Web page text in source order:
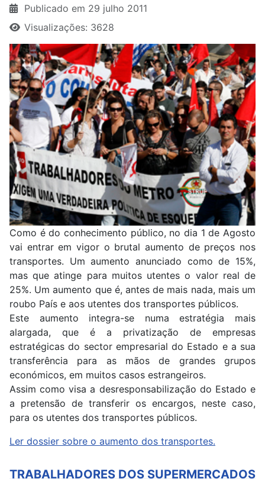
Publicado em 29 julho 2011
Visualizações: 3628
Como é do conhecimento público, no dia 1 de Agosto
vai entrar em vigor o brutal aumento de preços nos
transportes. Um aumento anunciado como de 15%,
mas que atinge para muitos utentes o valor real de
25%. Um aumento que é, antes de mais nada, mais um
roubo País e aos utentes dos transportes públicos.
Este aumento integra-se numa estratégia mais
alargada, que é a privatização de empresas
estratégicas do sector empresarial do Estado e a sua
transferência para as mãos de grandes grupos
económicos, em muitos casos estrangeiros.
Assim como visa a desresponsabilização do Estado e
a pretensão de transferir os encargos, neste caso,
para os utentes dos transportes públicos.
Ler dossier sobre o aumento dos transportes.
TRABALHADORES DOS SUPERMERCADOS